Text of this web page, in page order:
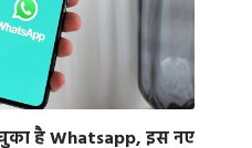
है Whatsapp, इस नए